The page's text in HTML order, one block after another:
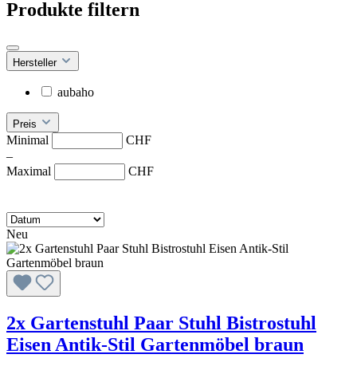
Produkte filtern
Hersteller
aubaho
Preis
Minimal
CHF
–
Maximal
CHF
Neu
2x Gartenstuhl Paar Stuhl Bistrostuhl
Eisen Antik-Stil Gartenmöbel braun